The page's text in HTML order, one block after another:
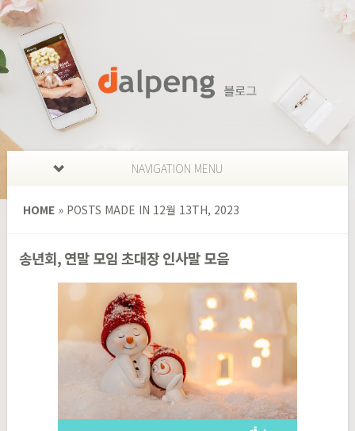
NAVIGATION MENU
HOME »POSTS MADE IN 12월 13TH, 2023
송년회, 연말 모임 초대장 인사말 모음